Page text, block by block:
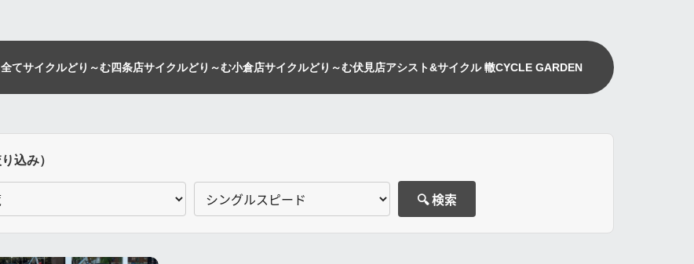
全てサイクルどり～む四条店サイクルどり～む小倉店サイクルどり～む伏見店アシスト&サイクル 轍CYCLE GARDEN